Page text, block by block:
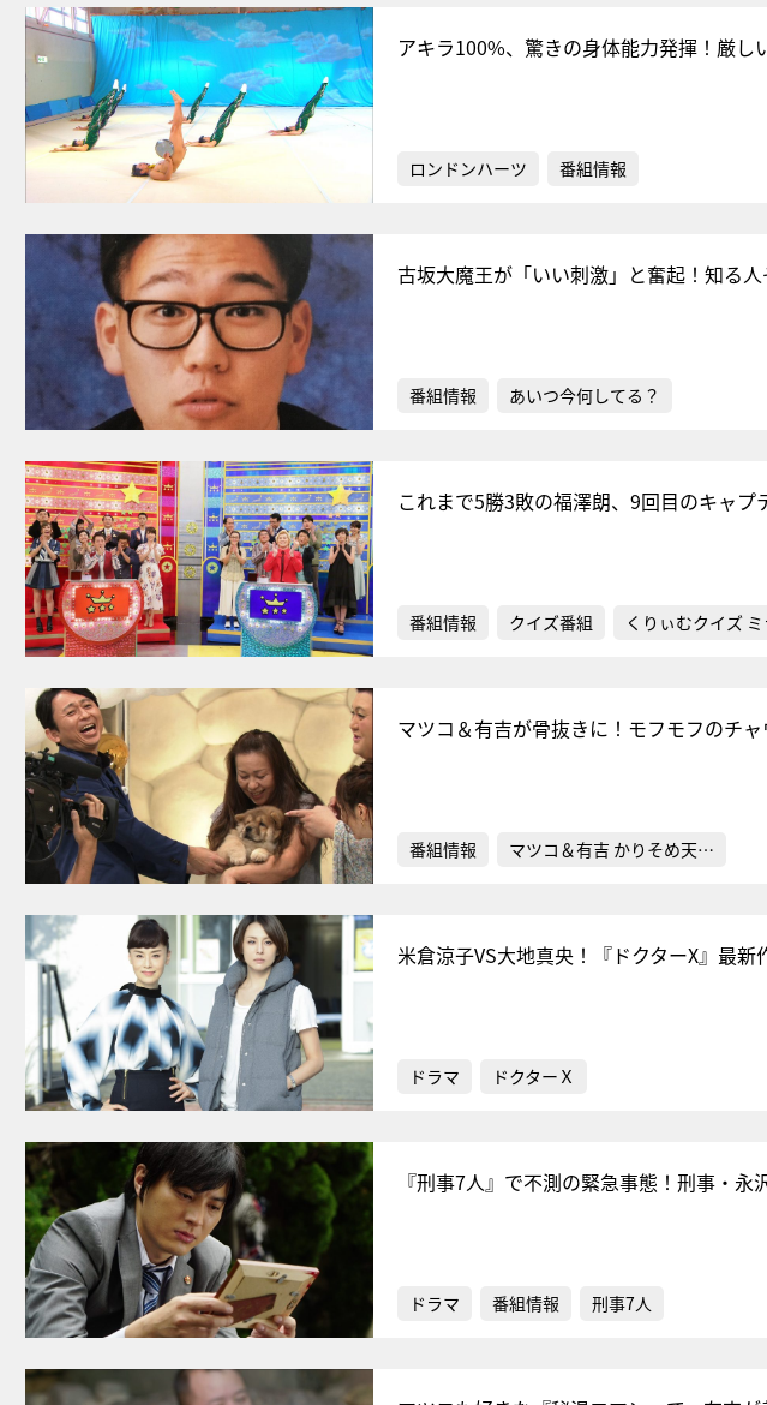
アキラ100%、驚きの身体能力発揮！厳し
ロンドンハーツ 番組情報
古坂大魔王が「いい刺激」と奮起！知る
番組情報 あいつ今何してる？
これまで5勝3敗の福澤朗、9回目のキャプ
番組情報 クイズ番組 くりぃむクイズ
マツコ＆有吉が骨抜きに！モフモフのチ
番組情報 マツコ＆有吉 かりそめ天…
米倉涼子VS大地真央！『ドクターX』最
ドラマ ドクターＸ
『刑事7人』で不測の緊急事態！刑事・
ドラマ 番組情報 刑事7人